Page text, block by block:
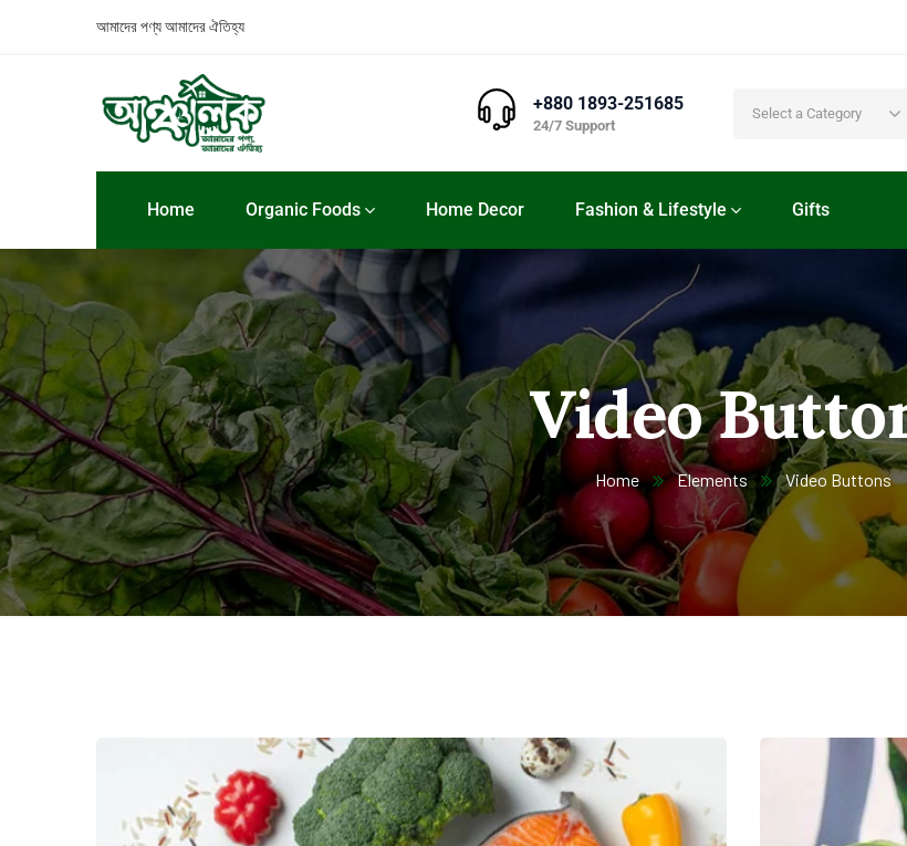
আমাদের পণ্যআমাদের ঐতিহ্য
+880 1893-251685
24/7 Support
Select a Category
Home Organic Foods Home Decor Fashion & Lifestyle Gifts
Video
Home Elements Video Buttons